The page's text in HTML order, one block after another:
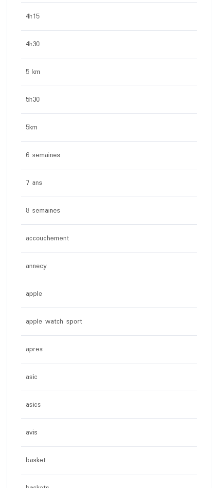
4h15
4h30
5 km
5h30
5km
6 semaines
7 ans
8 semaines
accouchement
annecy
apple
apple watch sport
apres
asic
asics
avis
basket